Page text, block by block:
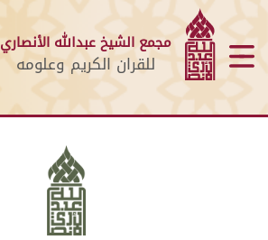
مجمع الشيخ عبدالله الأنصاري
للقران الكريم وعلومه